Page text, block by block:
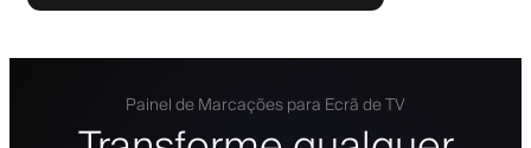
Painel de Marcações para Ecrã de TV